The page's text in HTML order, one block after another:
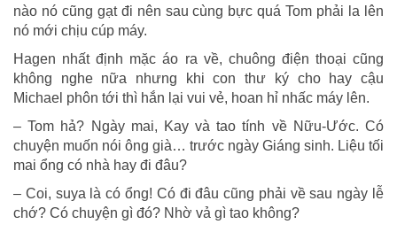
nào nó cũng gạt đi nên sau cùng bực quá Tom phải la lên
nó mới chịu cúp máy.
Hagen nhất định mặc áo ra về, chuông điện thoại cũng
không nghe nữa nhưng khi con thư ký cho hay cậu
Michael phôn tới thì hắn lại vui vẻ, hoan hỉ nhấc máy lên.
– Tom hả? Ngày mai, Kay và tao tính về Nữu-Ước. Có
chuyện muốn nói ông già… trước ngày Giáng sinh. Liệu tối
mai ổng có nhà hay đi đâu?
– Coi, suya là có ổng! Có đi đâu cũng phải về sau ngày lễ
chớ? Có chuyện gì đó? Nhờ vả gì tao không?